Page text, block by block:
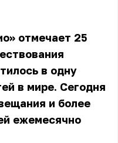
отмечает 25
в одну
в мире. Сегодня
и более
ежемесячно